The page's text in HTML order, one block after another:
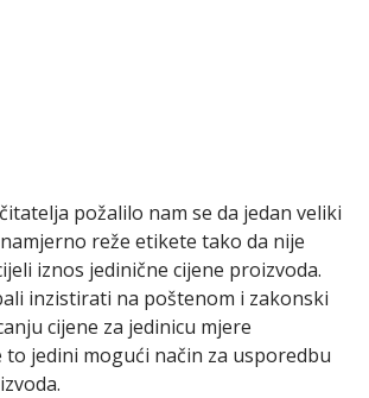
požalilo nam se da jedan veliki
reže etikete tako da nije
iznos jedinične cijene proizvoda.
inzistirati na poštenom i zakonski
cijene za jedinicu mjere
to jedini mogući način za usporedbu